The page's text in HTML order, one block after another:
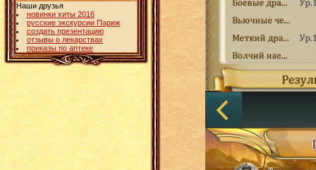
Наши друзья
новинки хиты 2016
русские экскурсии Париж
создать презентацию
отзывы о лекарствах
приказы по аптеке